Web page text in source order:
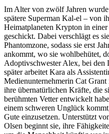
Im Alter von zwölf Jahren
spätere Superman Kal-el – von
Heimatplaneten Krypton in
geschickt. Dabei verschlägt es
Phantomzone, sodass sie erst
ankommt, wo sie wohlbehütet,
Adoptivschwester Alex, bei den
später arbeitet Kara als
Medienunternehmerin Cat
ihre übernatürlichen Kräfte, die
berühmten Vetter entwickelt
einem schweren Unglück
Gute einzusetzen. Unterstützt
Olsen beginnt sie, ihre